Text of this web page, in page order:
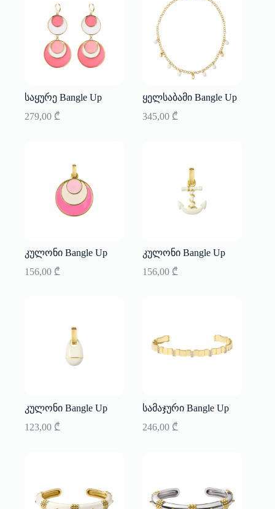
საყურე Bangle Up
279,00 ₾
ყელსაბამი Bangle Up
345,00 ₾
კულონი Bangle Up
156,00 ₾
კულონი Bangle Up
156,00 ₾
კულონი Bangle Up
123,00 ₾
სამაჯური Bangle Up
246,00 ₾